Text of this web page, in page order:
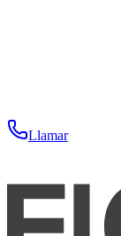
Llamar